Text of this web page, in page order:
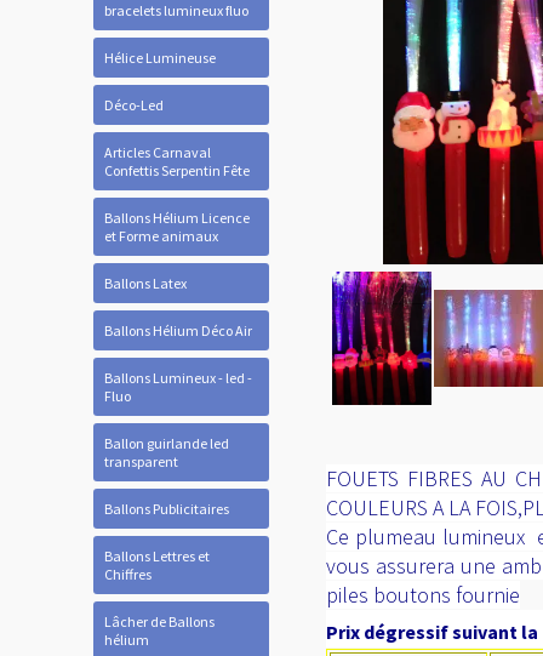
bracelets lumineux fluo
Hélice Lumineuse
Déco-Led
Articles Carnaval
Confettis Serpentin Fête
Ballons Hélium Licence
et Forme animaux
Ballons Latex
Ballons Hélium Déco Air
Ballons Lumineux - led -
Fluo
Ballon guirlande led
transparent
Ballons Publicitaires
Ballons Lettres et
Chiffres
Lâcher de Ballons
hélium
FOUETS FIBRES AU
COULEURS A LA
Ce plumeau lumineux
vous assurera une
piles boutons fournie
Prix dégressif suivant